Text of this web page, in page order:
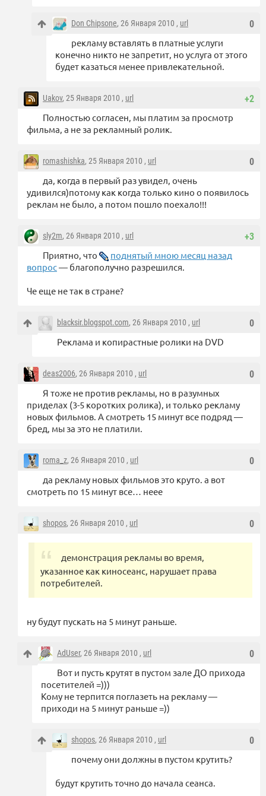
0
Don Chipsone, 26 Января 2010 , url
рекламу вставлять в платные услуги
конечно никто не запретит, но услуга от этого
будет казаться менее привлекательной.
+2
Uakov, 25 Января 2010 , url
Полностью согласен, мы платим за просмотр
фильма, а не за рекламный ролик.
0
romashishka, 25 Января 2010 , url
да, когда в первый раз увидел, очень
удивился)потому как когда только кино о появилось
реклам не было, а потом пошло поехало!!!
+3
sly2m, 26 Января 2010 , url
Приятно, что
поднятый мною месяц назад
вопрос— благополучно разрешился.
Че еще не так в стране?
0
blacksir.blogspot.com, 26 Января 2010 , url
Реклама и копирастные ролики на DVD
0
deas2006, 26 Января 2010 , url
Я тоже не против рекламы, но в разумных
приделах (3-5 коротких ролика), и только рекламу
новых фильмов. А смотреть 15 минут все подряд —
бред, мы за это не платили.
0
roma_z, 26 Января 2010 , url
да рекламу новых фильмов это круто. а вот
смотреть по 15 минут все… неее
0
shopos, 26 Января 2010 , url
демонстрация рекламы во время,
указанное как киносеанс, нарушает права
потребителей.
ну будут пускать на 5 минут раньше.
0
AdUser, 26 Января 2010 , url
Вот и пусть крутят в пустом зале ДО прихода
посетителей =)))
Кому не терпится поглазеть на рекламу —
приходи на 5 минут раньше =))
0
shopos, 26 Января 2010 , url
почему они должны в пустом крутить?
будут крутить точно до начала сеанса.